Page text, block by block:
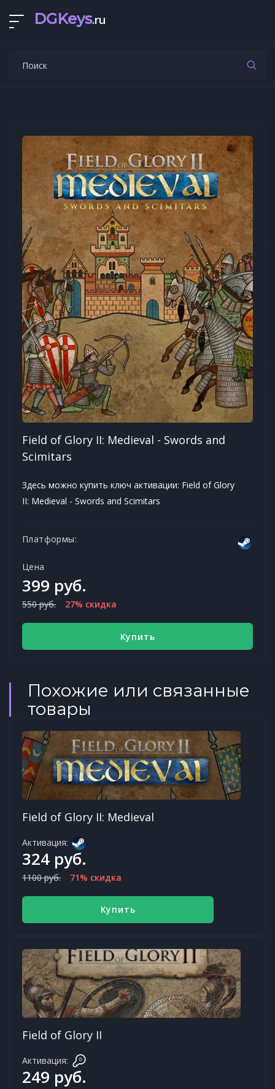
DGKeys.ru
Field of Glory II: Medieval - Swords and
Scimitars
Здесь можно купить ключ активации: Field of Glory
II: Medieval - Swords and Scimitars
Платформы:
Цена
399 руб.
550 руб. 27% скидка
Купить
Похожие или связанные
товары
Field of Glory II: Medieval
Активация:
324 руб.
1100 руб. 71% скидка
Купить
Field of Glory II
Активация:
249 руб.